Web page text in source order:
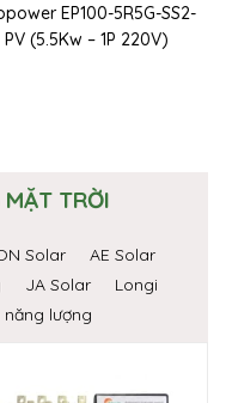
EP100-5R5G-SS2-
PV (5.5Kw – 1P 220V)
TRỜI
Solar
AE Solar
JA Solar
Longi
năng lượng